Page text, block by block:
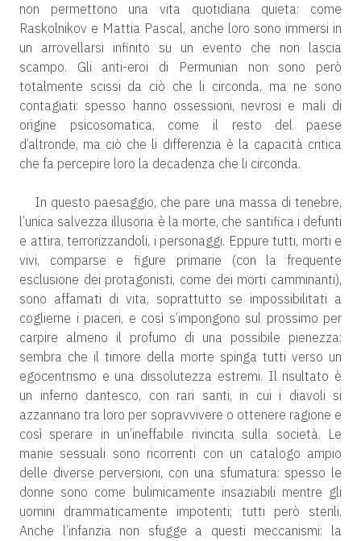
non permettono una vita quotidiana quieta: come
Raskolnikov e Mattia Pascal, anche loro sono immersi in
un arrovellarsi infinito su un evento che non lascia
scampo. Gli anti-eroi di Permunian non sono però
totalmente scissi da ciò che li circonda, ma ne sono
contagiati: spesso hanno ossessioni, nevrosi e mali di
origine psicosomatica, come il resto del paese
d’altronde, ma ciò che li differenzia è la capacità critica
che fa percepire loro la decadenza che li circonda.
In questo paesaggio, che pare una massa di tenebre,
l’unica salvezza illusoria è la morte, che santifica i defunti
e attira, terrorizzandoli, i personaggi. Eppure tutti, morti e
vivi, comparse e figure primarie (con la frequente
esclusione dei protagonisti, come dei morti camminanti),
sono affamati di vita, soprattutto se impossibilitati a
coglierne i piaceri, e così s’impongono sul prossimo per
carpire almeno il profumo di una possibile pienezza:
sembra che il timore della morte spinga tutti verso un
egocentrismo e una dissolutezza estremi. Il risultato è
un inferno dantesco, con rari santi, in cui i diavoli si
azzannano tra loro per sopravvivere o ottenere ragione e
così sperare in un’ineffabile rivincita sulla società. Le
manie sessuali sono ricorrenti con un catalogo ampio
delle diverse perversioni, con una sfumatura: spesso le
donne sono come bulimicamente insaziabili mentre gli
uomini drammaticamente impotenti; tutti però sterili.
Anche l’infanzia non sfugge a questi meccanismi: la